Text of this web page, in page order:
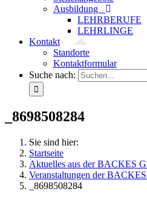
Ausbildung
LEHRBERUFE
LEHRLINGE
Kontakt
Standorte
Kontaktformular
Suche nach:
_8698508284
Sie sind hier:
Startseite
Aktuelles aus der BACKES
Veranstaltungen der
_8698508284